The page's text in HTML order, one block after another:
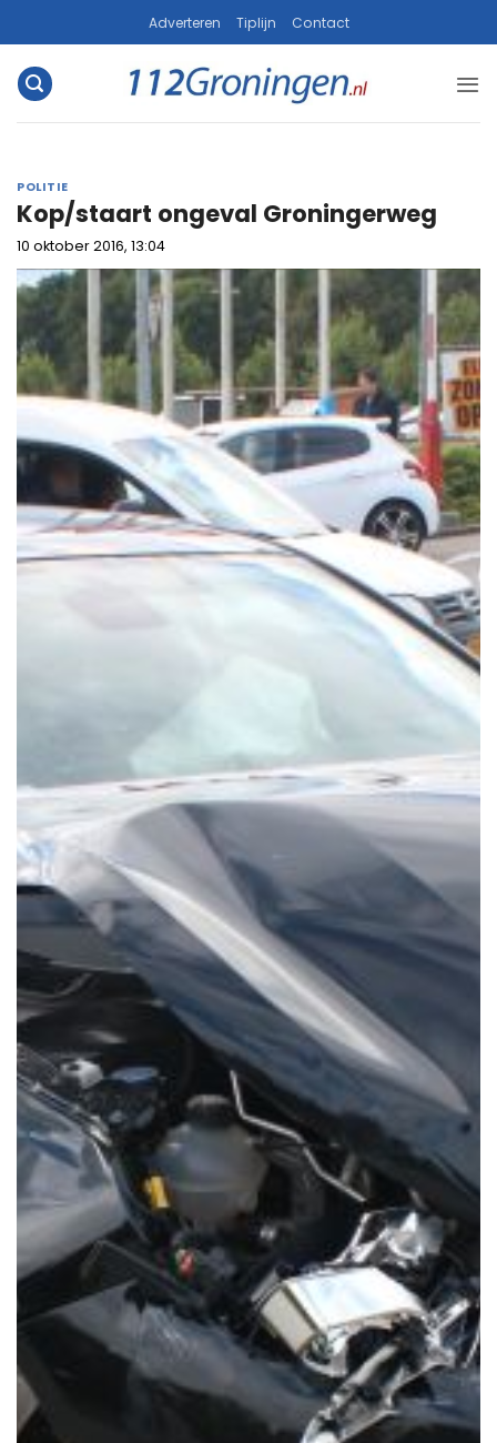
naar
inhoud
Adverteren Tiplijn Contact
POLITIE
Kop/staart ongeval Groningerweg
10 oktober 2016, 13:04